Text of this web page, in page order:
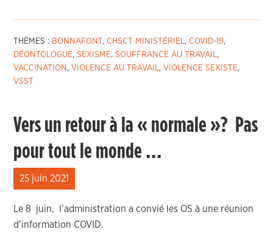
THÈMES : BONNAFONT ,CHSCT MINISTÉRIEL,COVID-19,
DÉONTOLOGUE,SEXISME,SOUFFRANCE AU TRAVAIL,
VACCINATION , VIOLENCE AU TRAVAIL, VIOLENCE SEXISTE,
VSST
Vers un retour à la « normale »? Pas
pour tout le monde …
25 juin 2021
Le 8 juin, l’administration a convié les OS à une réunion
d’information COVID.